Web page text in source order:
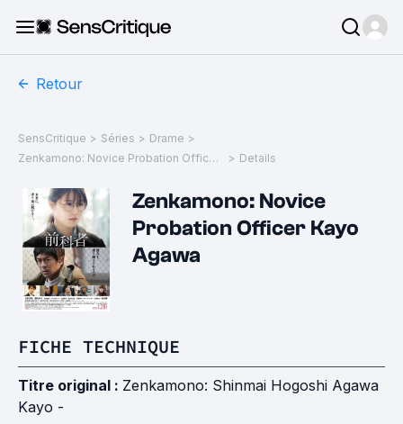
Retour
SensCritique > Séries > Drame >
Zenkamono: Novice Probation Officer Kayo Agawa
> Details
Zenkamono: Novice
Probation Officer Kayo
Agawa
FICHE TECHNIQUE
Titre original : Zenkamono: Shinmai Hogoshi Agawa
Kayo -